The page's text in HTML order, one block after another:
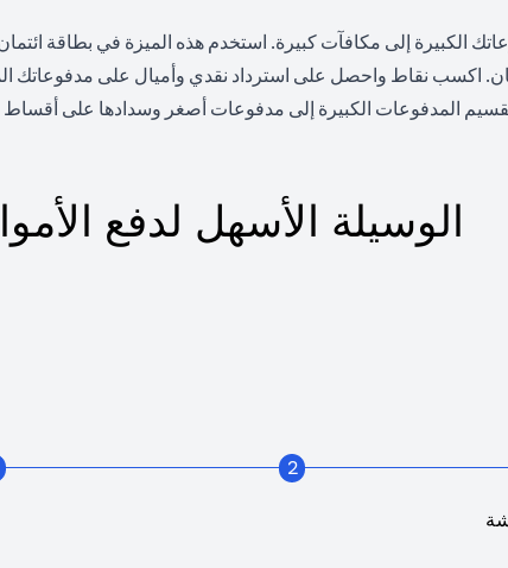
الكبيرة إلى مكافآت كبيرة. استخدم هذه الميزة في بطاقة
اكسب نقاط واحصل على استرداد نقدي وأميال على مدفوعاتك
المدفوعات الكبيرة إلى مدفوعات أصغر وسدادها على
الوسيلة الأسهل لدفع
2